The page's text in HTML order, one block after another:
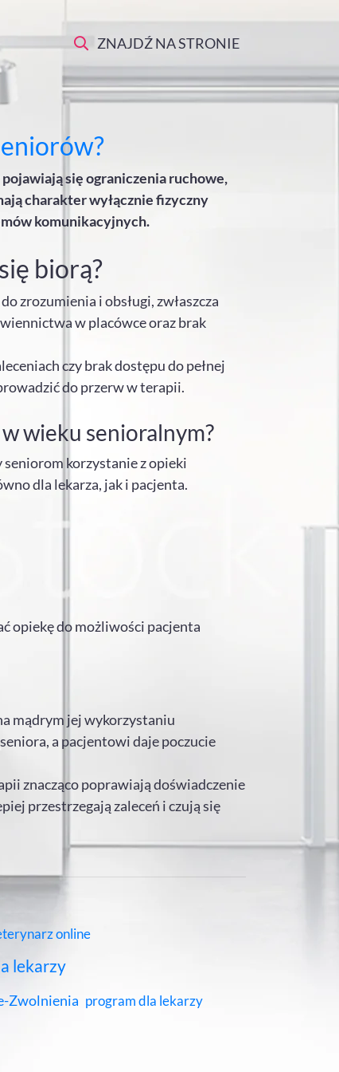
ZNAJDŹ NA STRONIE
się ograniczenia ruchowe,
charakter wyłącznie fizyczny
komunikacyjnych.
biorą?
zrozumienia i obsługi, zwłaszcza
w placówce oraz brak
czy brak dostępu do pełnej
do przerw w terapii.
wieku senioralnym?
korzystanie z opieki
dla lekarza, jak i pacjenta.
opiekę do możliwości pacjenta
mądrym jej wykorzystaniu
a pacjentowi daje poczucie
znacząco poprawiają doświadczenie
przestrzegają zaleceń i czują się
online
lekarzy
Zwolnienia program dla lekarzy